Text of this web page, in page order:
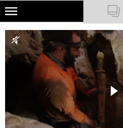
Skip
main
content
NATIONAL GEOGRAPHIC
TRAVELER
PODCASTY
Newsletter